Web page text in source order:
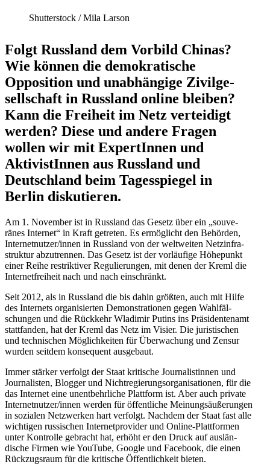
Shutter­stock /​ Mila Larson
Folgt Russland dem Vorbild Chinas?
Wie können die demokra­tische
Opposition und unabhängige Zivil­ge­
sell­schaft in Russland online bleiben?
Kann die Freiheit im Netz verteidigt
werden? Diese und andere Fragen
wollen wir mit Exper­tInnen und
Aktivis­tInnen aus Russland und
Deutschland beim Tages­spiegel in
Berlin diskutieren.
Am 1. November ist in Russland das Gesetz über ein „souve­
ränes Internet“ in Kraft getreten. Es ermög­licht den Behörden,
Internetnutzer/​innen in Russland von der weltweiten Netzin­fra­
struktur abzutrennen. Das Gesetz ist der vorläufige Höhepunkt
einer Reihe restrik­tiver Regulie­rungen, mit denen der Kreml die
Inter­net­freiheit nach und nach einschränkt.
Seit 2012, als in Russland die bis dahin größten, auch mit Hilfe
des Internets organi­sierten Demons­tra­tionen gegen Wahlfäl­
schungen und die Rückkehr Wladimir Putins ins Präsi­den­tenamt
statt­fanden, hat der Kreml das Netz im Visier. Die juris­ti­schen
und techni­schen Möglich­keiten für Überwa­chung und Zensur
wurden seitdem konse­quent ausgebaut.
Immer stärker verfolgt der Staat kritische Journa­lis­tinnen und
Journa­listen, Blogger und Nicht­re­gie­rungs­or­ga­ni­sa­tionen, für die
das Internet eine unent­behr­liche Plattform ist. Aber auch private
Internetnutzer/​innen werden für öffent­liche Meinungs­äu­ße­rungen
in sozialen Netzwerken hart verfolgt. Nachdem der Staat fast alle
wichtigen russi­schen Inter­net­pro­vider und Online-Platt­formen
unter Kontrolle gebracht hat, erhöht er den Druck auf auslän­
dische Firmen wie YouTube, Google und Facebook, die einen
Rückzugsraum für die kritische Öffent­lichkeit bieten.